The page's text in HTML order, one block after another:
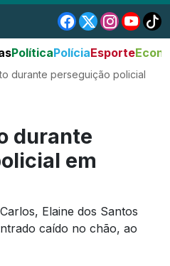
PolíticaPolíciaEsporte
durante perseguição policial
durante
em
Elaine dos Santos
caído no chão, ao